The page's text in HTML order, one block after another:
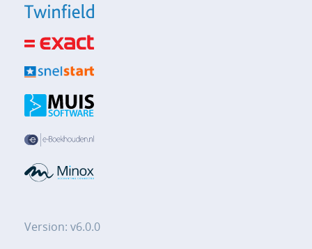
Version: v6.0.0